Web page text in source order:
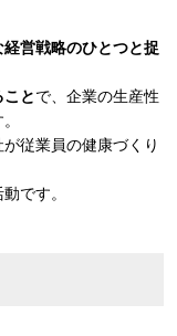
営戦略のひとつと捉
とで、企業の生産性
が従業員の健康づくり
です。